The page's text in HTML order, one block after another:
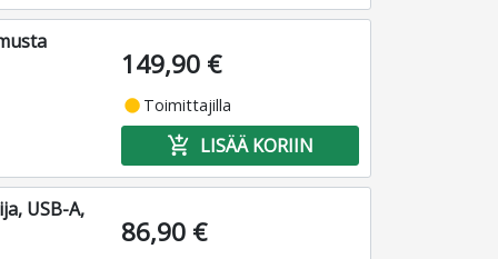
149,90 €
fiber_manual_record Toimittajilla
add_shopping_cart LISÄÄ KORIIN
USB-A,
86,90 €